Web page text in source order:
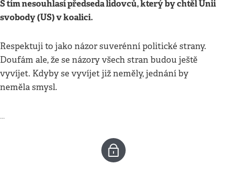
S tím nesouhlasí předseda lidovců, který by chtěl Unii
svobody (US) v koalici.
Respektuji to jako názor suverénní politické strany.
Doufám ale, že se názory všech stran budou ještě
vyvíjet. Kdyby se vyvíjet již neměly, jednání by
neměla smysl.
…